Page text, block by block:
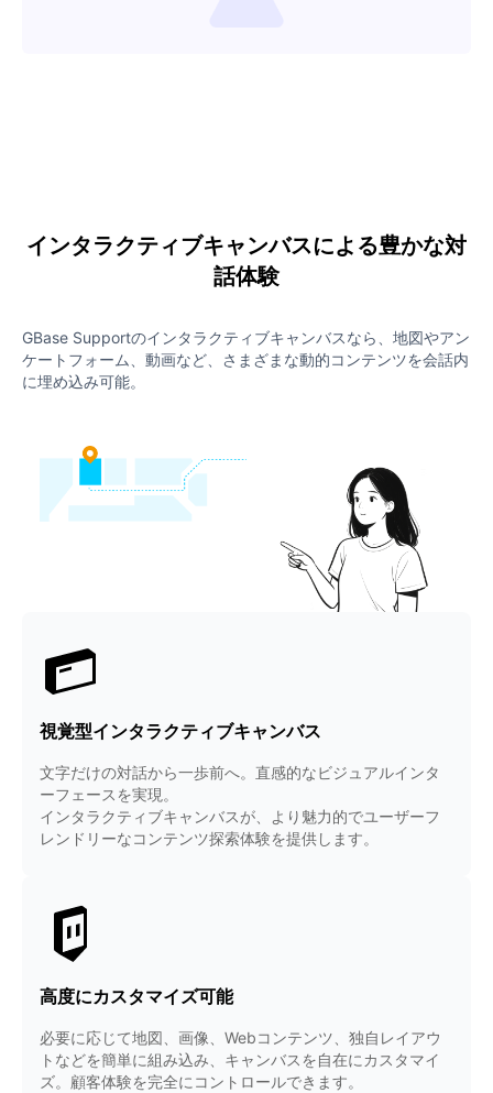
インタラクティブキャンバスによる豊かな対
話体験
GBase Supportのインタラクティブキャンバスなら、地図やアン
ケートフォーム、動画など、さまざまな動的コンテンツを会話内
に埋め込み可能。
視覚型インタラクティブキャンバス
文字だけの対話から一歩前へ。直感的なビジュアルインタ
ーフェースを実現。
インタラクティブキャンバスが、より魅力的でユーザーフ
レンドリーなコンテンツ探索体験を提供します。
高度にカスタマイズ可能
必要に応じて地図、画像、Webコンテンツ、独自レイアウ
トなどを簡単に組み込み、キャンバスを自在にカスタマイ
ズ。顧客体験を完全にコントロールできます。